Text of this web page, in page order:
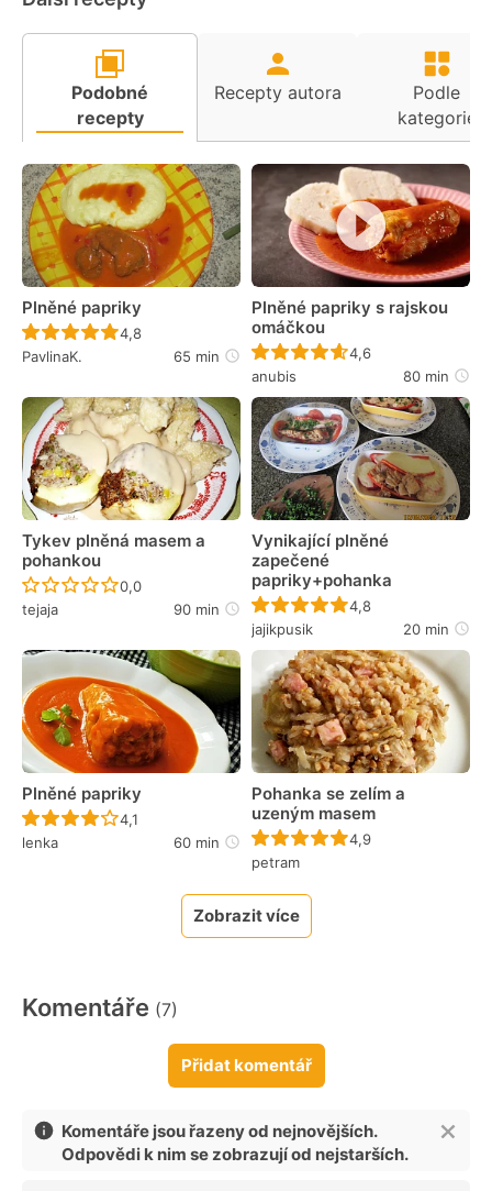
Podobné
recepty
Recepty autora
Podle
kategorie
Plněné papriky
Recept ještě nebyl hodnocen
4,8
PavlinaK.
65 min
Plněné papriky s rajskou
omáčkou
Recept ještě nebyl
4,6
anubis
80 min
Tykev plněná masem a
pohankou
Recept ještě nebyl hodnocen
0,0
tejaja
90 min
Vynikající plněné
zapečené
papriky+pohanka
Recept ještě nebyl
4,8
jajikpusik
20 min
Plněné papriky
Recept ještě nebyl hodnocen
4,1
lenka
60 min
Pohanka se zelím a
uzeným masem
Recept ještě nebyl
4,9
petram
Zobrazit více
Komentáře (7)
Přidat komentář
Komentáře jsou řazeny od nejnovějších.
Odpovědi k nim se zobrazují od nejstarších.